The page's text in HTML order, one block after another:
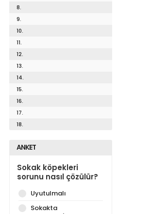
8.
9.
10.
11.
12.
13.
14.
15.
16.
17.
18.
ANKET
Sokak köpekleri
sorunu nasıl çözülür?
Uyutulmalı
Sokakta